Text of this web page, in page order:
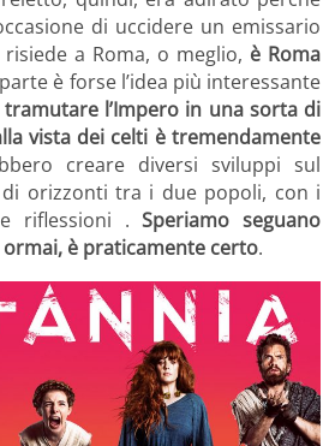
di uccidere un emissario
a Roma, o meglio, è Roma
è forse l’idea più interessante
l’Impero in una sorta di
vista dei celti è tremendamente
creare diversi sviluppi sul
orizzonti tra i due popoli, con i
e riflessioni .Speriamo seguano
ormai, è praticamente certo.